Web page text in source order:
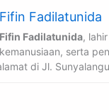
Fifin Fadilatunida
Fifin Fadilatunida,
kemanusiaan, serta
di Jl.